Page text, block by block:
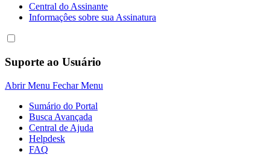
Central do Assinante
Informaçôes sobre sua Assinatura
Suporte ao Usuário
Abrir Menu Fechar Menu
Sumário do Portal
Busca Avançada
Central de Ajuda
Helpdesk
FAQ